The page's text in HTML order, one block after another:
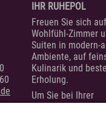
2026
IHR RUHEPOL
Freuen Sie sich auf
Wohlfühl-Zimmer
Suiten in modern-
Ambiente, auf
Kulinarik und beste
Erholung.
Um Sie bei Ihrer
Urlaubsplanung zu